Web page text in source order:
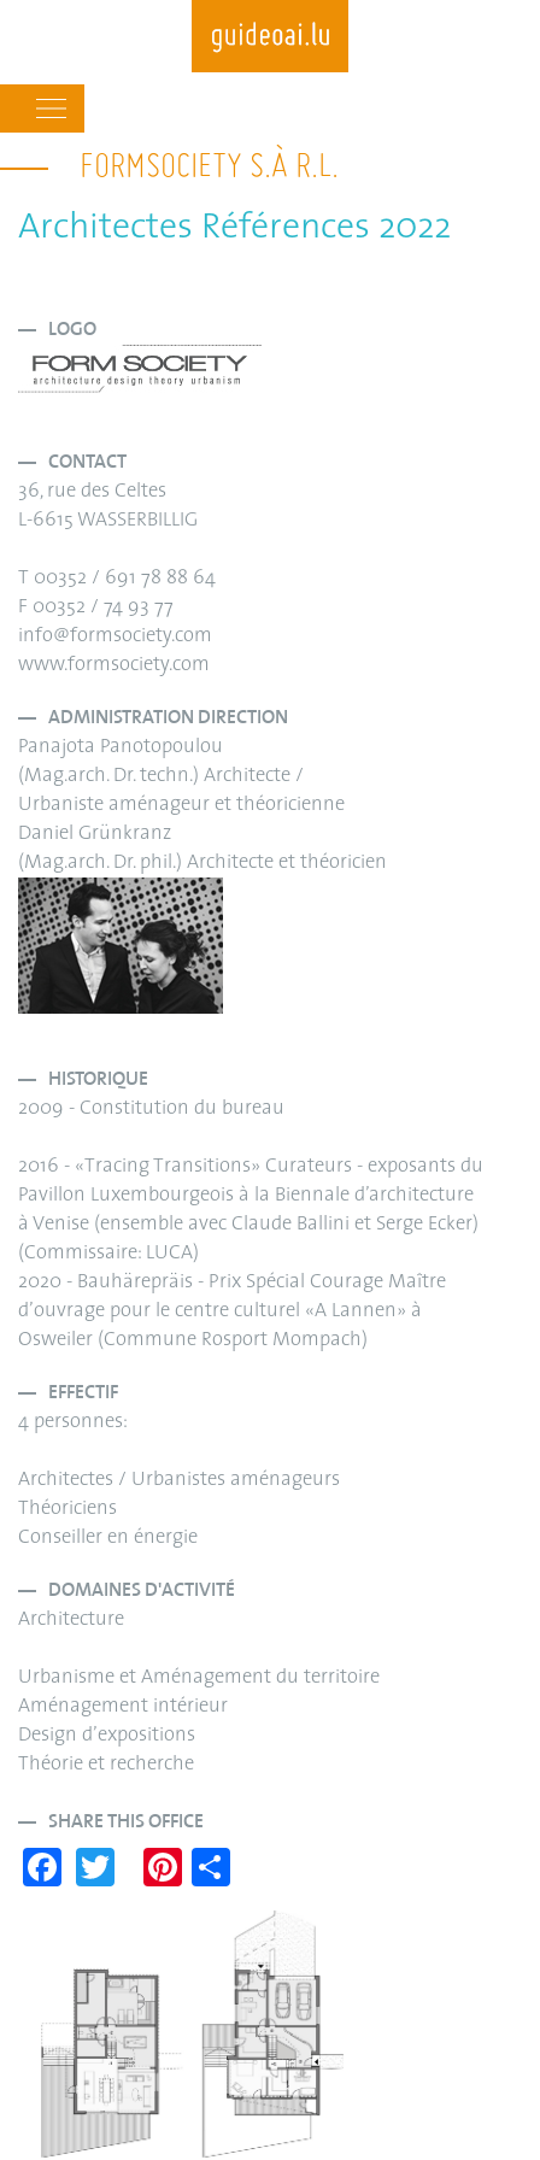
Skip
to
content
navigation
FORMSOCIETY S.À R.L.
Architectes Références 2022
LOGO
CONTACT
36, rue des Celtes
L-6615 WASSERBILLIG
T 00352 / 691 78 88 64
F 00352 / 74 93 77
info@formsociety.com
www.formsociety.com
ADMINISTRATION DIRECTION
Panajota Panotopoulou
(Mag.arch. Dr. techn.) Architecte /
Urbaniste aménageur et théoricienne
Daniel Grünkranz
(Mag.arch. Dr. phil.) Architecte et théoricien
HISTORIQUE
2009 - Constitution du bureau
2016 - «Tracing Transitions» Curateurs - exposants du
Pavillon Luxembourgeois à la Biennale d’architecture
à Venise (ensemble avec Claude Ballini et Serge Ecker)
(Commissaire: LUCA)
2020 - Bauhärepräis - Prix Spécial Courage Maître
d’ouvrage pour le centre culturel «A Lannen» à
Osweiler (Commune Rosport Mompach)
EFFECTIF
4 personnes:
Architectes / Urbanistes aménageurs
Théoriciens
Conseiller en énergie
DOMAINES D'ACTIVITÉ
Architecture
Urbanisme et Aménagement du territoire
Aménagement intérieur
Design d’expositions
Théorie et recherche
SHARE THIS OFFICE
Fa
ce
ok
wi
r
Pi
nt
re